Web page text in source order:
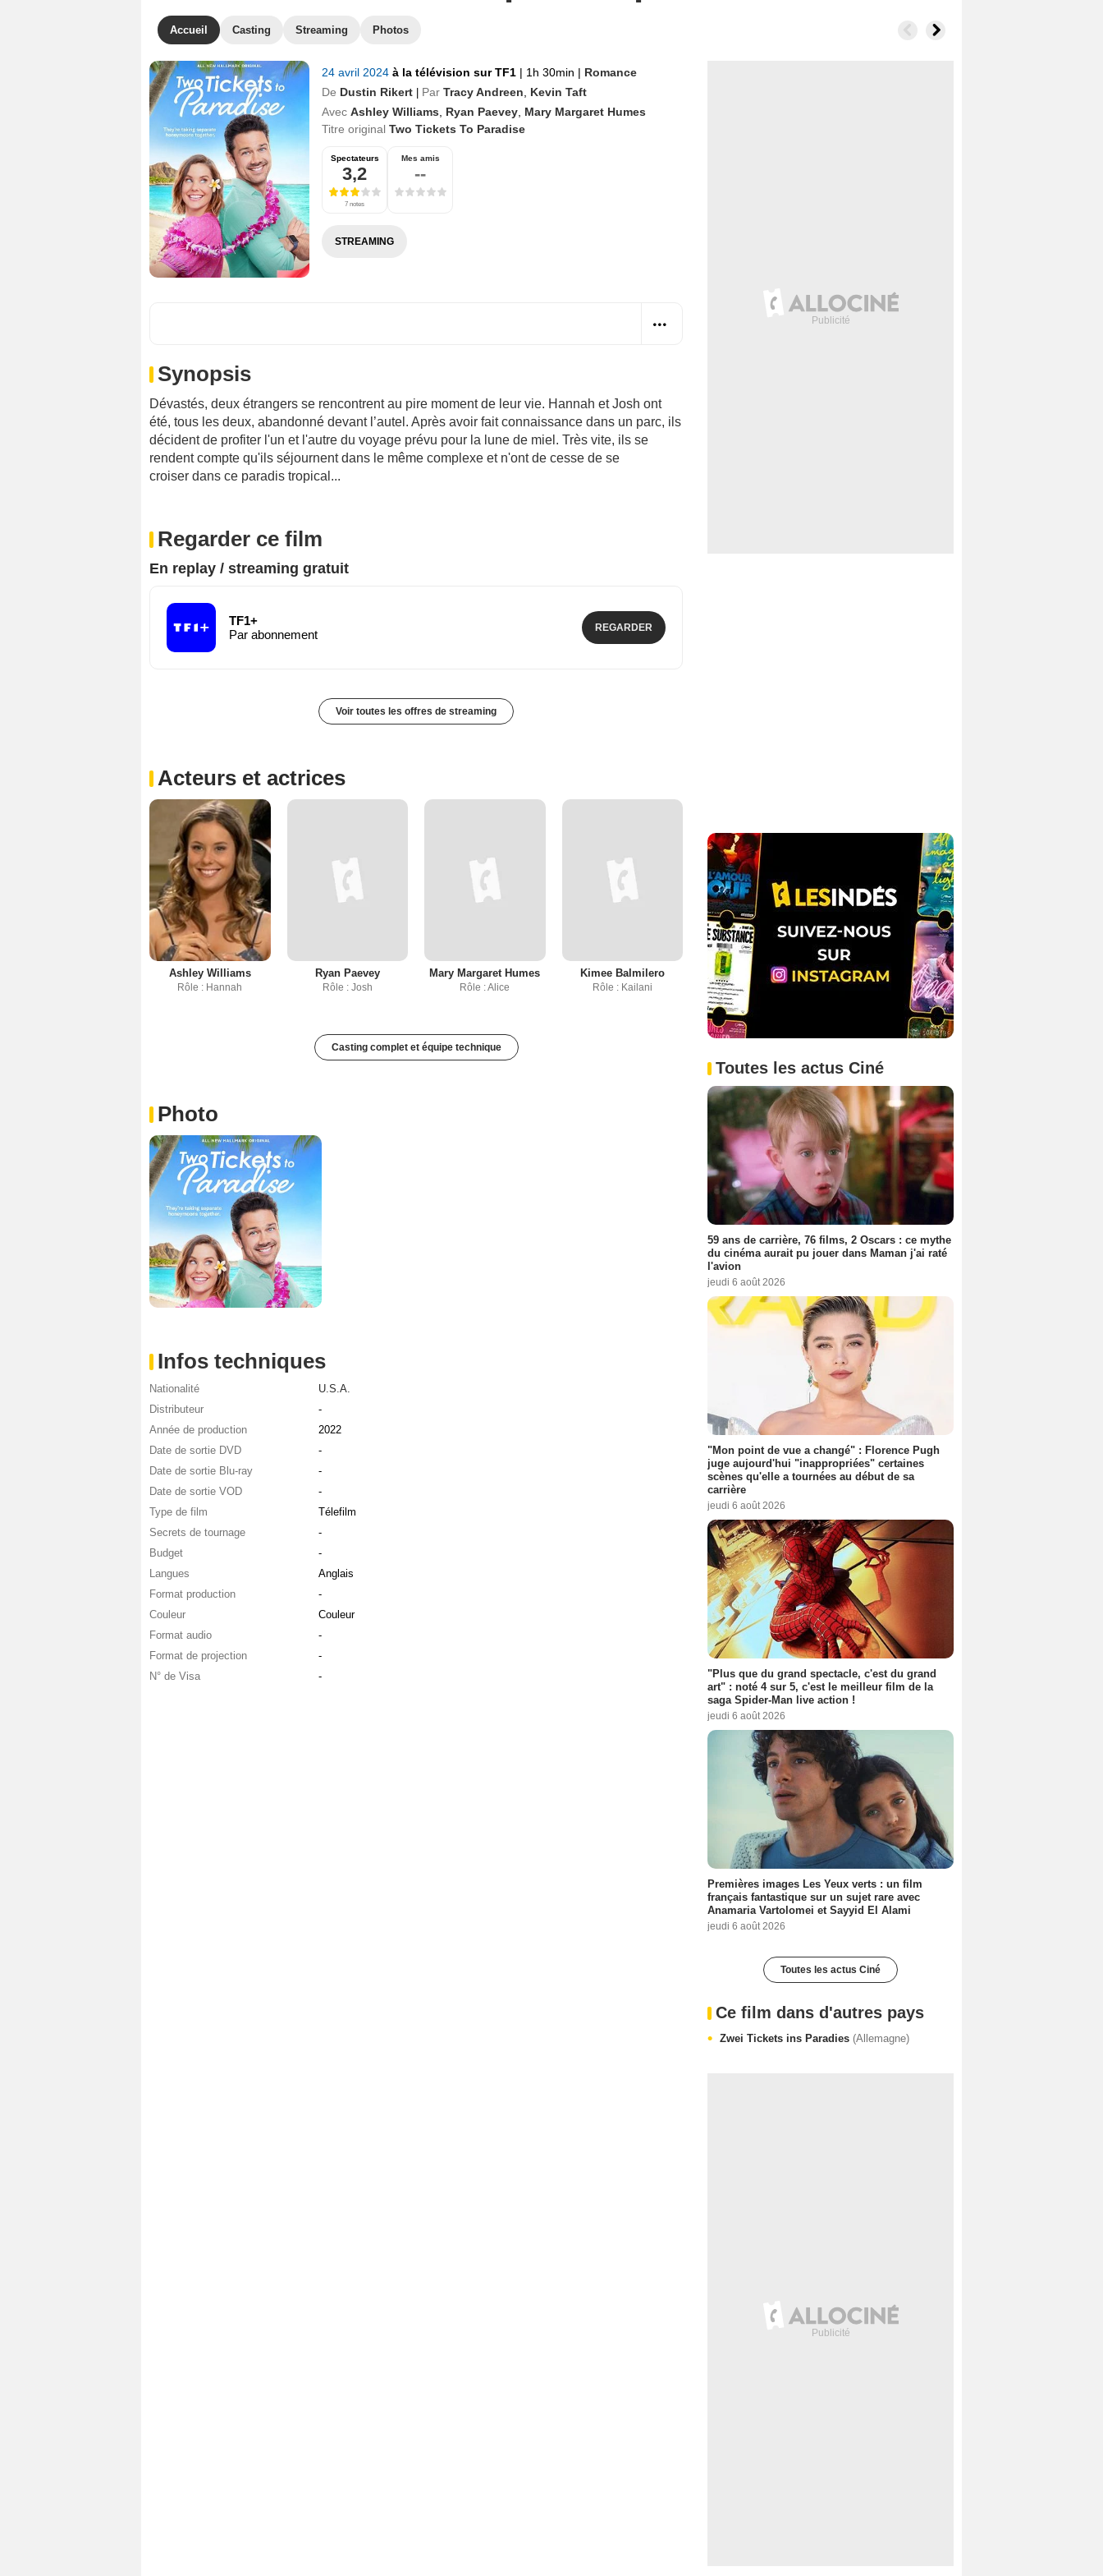
Accueil Casting Streaming Photos
24 avril 2024 à la télévision sur TF1 | 1h 30min | Romance
De Dustin Rikert Par Tracy Andreen
Kevin Taft
Avec Ashley Williams Ryan Paevey Mary Margaret Humes
Titre original Two Tickets To Paradise
Spectateurs
3,2
7 notes
Mes amis
--
STREAMING
Synopsis
Dévastés, deux étrangers se rencontrent au pire moment de leur vie. Hannah et Josh ont
été, tous les deux, abandonné devant l’autel. Après avoir fait connaissance dans un parc, ils
décident de profiter l'un et l'autre du voyage prévu pour la lune de miel. Très vite, ils se
rendent compte qu'ils séjournent dans le même complexe et n'ont de cesse de se
croiser dans ce paradis tropical...
Regarder ce film
En replay / streaming gratuit
TF1+
Par abonnement
REGARDER
Voir toutes les offres de streaming
Acteurs et actrices
Ashley Williams
Rôle : Hannah
Ryan Paevey
Rôle : Josh
Mary Margaret Humes
Rôle : Alice
Kimee Balmilero
Rôle : Kailani
Casting complet et équipe technique
Photo
Infos techniques
Nationalité
U.S.A.
Distributeur
-
Année de production
2022
Date de sortie DVD
-
Date de sortie Blu-ray
-
Date de sortie VOD
-
Type de film
Télefilm
Secrets de tournage
-
Budget
-
Langues
Anglais
Format production
-
Couleur
Couleur
Format audio
-
Format de projection
-
N° de Visa
-
Toutes les actus Ciné
59 ans de carrière, 76 films, 2 Oscars : ce mythe
du cinéma aurait pu jouer dans Maman j'ai raté
l'avion
jeudi 6 août 2026
"Mon point de vue a changé" : Florence Pugh
juge aujourd'hui "inappropriées" certaines
scènes qu'elle a tournées au début de sa
carrière
jeudi 6 août 2026
"Plus que du grand spectacle, c'est du grand
art" : noté 4 sur 5, c'est le meilleur film de la
saga Spider-Man live action !
jeudi 6 août 2026
Premières images Les Yeux verts : un film
français fantastique sur un sujet rare avec
Anamaria Vartolomei et Sayyid El Alami
jeudi 6 août 2026
Toutes les actus Ciné
Ce film dans d'autres pays
Zwei Tickets ins Paradies (Allemagne)